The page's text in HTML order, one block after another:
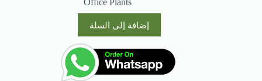
Office Plants
إضافة إلى السلة